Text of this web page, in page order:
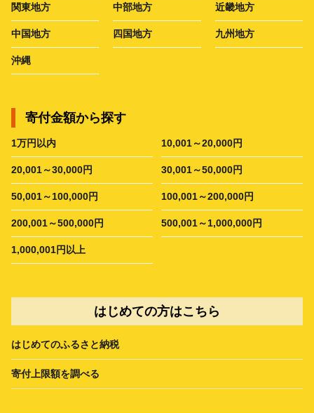
関東地方 中部地方 近畿地方
中国地方 四国地方 九州地方
沖縄
寄付金額から探す
1万円以内 10,001～20,000円
20,001～30,000円 30,001～50,000円
50,001～100,000円 100,001～200,000円
200,001～500,000円 500,001～1,000,000円
1,000,001円以上
はじめての方はこちら
はじめてのふるさと納税
寄付上限額を調べる